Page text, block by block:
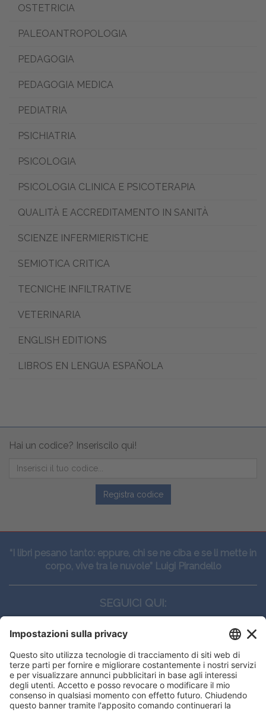
OSTETRICIA
PALEOANTROPOLOGIA
PEDAGOGIA
PEDAGOGIA MEDICA
PEDIATRIA
PSICHIATRIA
PSICOLOGIA
PSICOLOGIA CLINICA E PSICOTERAPIA
QUALITÀ E ACCREDITAMENTO IN SANITÀ
SCIENZE INFERMIERISTICHE
SEMIOTICA CRITICA
TECNICHE INFILTRATIVE
VETERINARIA
ENGLISH EDITIONS
LIBROS EN LENGUA ESPAÑOLA
Hai un codice? Inseriscilo qui!
Registra codice
“I libri pesano tanto: eppure, chi se ne ciba e se li mette in
corpo, vive tra le nuvole” Luigi Pirandello
SEGUICI QUI:
CONTATTI
Edi.Ermes srl
Viale E. Forlanini, 21 - 20134, Milano